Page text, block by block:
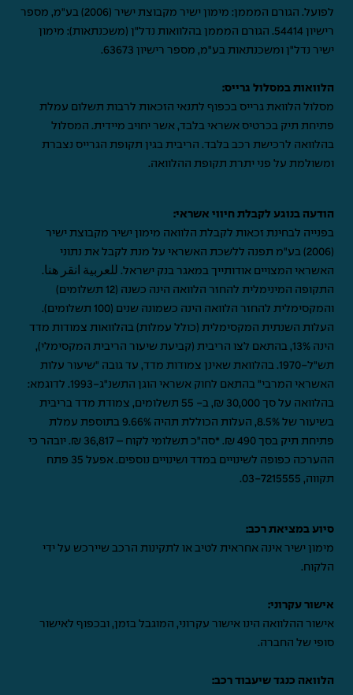
לפועל. הגורם המממן: מימון ישיר מקבוצת ישיר (2006) בע"מ, מספר
רישיון 54414. הגורם המממן בהלוואות נדל"ן (משכנתאות): מימון
ישיר נדל"ן ומשכנתאות בע"מ, מספר רישיון 63673.
הלוואות במסלול גרייס:
מסלול הלוואת גרייס בכפוף לתנאי הזכאות לרבות תשלום עמלת
פתיחת תיק בכרטיס אשראי בלבד, אשר יחויב מיידית. המסלול
בהלוואה לרכישת רכב בלבד. הריבית בגין תקופת הגרייס נצברת
ומשולמת על פני יתרת תקופת ההלוואה.
הודעה בנוגע לקבלת חיווי אשראי:
בפנייה לבחינת זכאות לקבלת הלוואה מימון ישיר מקבוצת ישיר
(2006) בע"מ תפנה ללשכת האשראי על מנת לקבל את נתוני
האשראי המצויים אודותייך במאגר בנק ישראל. للعربية انقر هنا.
התקופה המינימלית להחזר הלוואה הינה כשנה (12 תשלומים)
והמקסימלית להחזר הלוואה הינה כשמונה שנים (100 תשלומים).
העלות השנתית המקסימלית (כולל עמלות) בהלוואות צמודות מדד
הינה 13%, בהתאם לצו הריבית (קביעת שיעור הריבית המקסימלי),
תש"ל-1970. בהלוואת שאינן צמודות מדד, עד גובה "שיעור עלות
האשראי המרבי" בהתאם לחוק אשראי הוגן התשנ"ג-1993. לדוגמא:
בהלוואה על סך 30,000 ₪, ב- 55 תשלומים, צמודת מדד בריבית
בשיעור של 8.5%, העלות הכוללת תהיה 9.66% בתוספת עמלת
פתיחת תיק בסך 490 ₪. *סה"כ תשלומי לקוח – 36,817 ₪. יובהר כי
ההערכה כפופה לשינויים במדד ושינויים נוספים. אפעל 35 פתח
תקווה, 03-7215555
.
סיוע במציאת רכב:
מימון ישיר אינה אחראית לטיב או לתקינות הרכב שיירכש על ידי
הלקוח.
אישור עקרוני:
אישור ההלוואה הינו אישור עקרוני, המוגבל בזמן, ובכפוף לאישור
סופי של החברה.
הלוואה כנגד שיעבוד רכב: